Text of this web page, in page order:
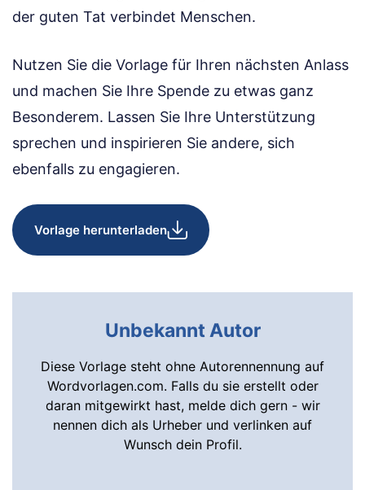
der guten Tat verbindet Menschen.
Nutzen Sie die Vorlage für Ihren nächsten Anlass
und machen Sie Ihre Spende zu etwas ganz
Besonderem. Lassen Sie Ihre Unterstützung
sprechen und inspirieren Sie andere, sich
ebenfalls zu engagieren.
Vorlage herunterladen
Unbekannt Autor
Diese Vorlage steht ohne Autorennennung auf
Wordvorlagen.com. Falls du sie erstellt oder
daran mitgewirkt hast, melde dich gern - wir
nennen dich als Urheber und verlinken auf
Wunsch dein Profil.